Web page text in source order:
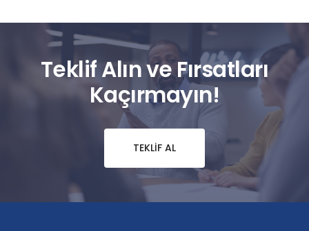
Teklif Alın ve Fırsatları
Kaçırmayın!
TEKLIF AL